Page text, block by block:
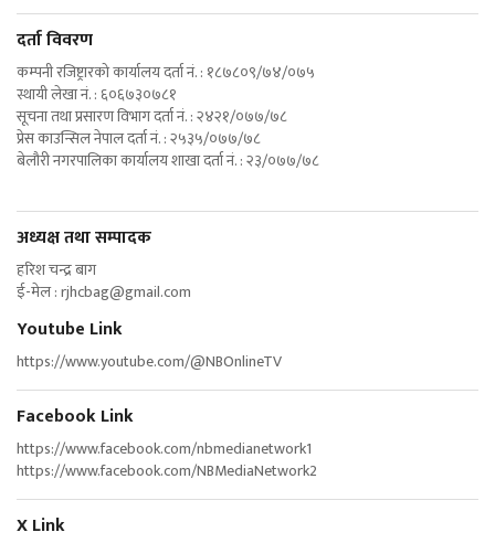
दर्ता विवरण
कम्पनी रजिष्ट्रारको कार्यालय दर्ता नं. : १८७८०९/७४/०७५
स्थायी लेखा नं. : ६०६७३०७८१
सूचना तथा प्रसारण विभाग दर्ता नं. : २४२१/०७७/७८
प्रेस काउन्सिल नेपाल दर्ता नं. : २५३५/०७७/७८
बेलौरी नगरपालिका कार्यालय शाखा दर्ता नं. : २३/०७७/७८
अध्यक्ष तथा सम्पादक
हरिश चन्द्र बाग
ई-मेल :rjhcbag@gmail.com
Youtube Link
https://www.youtube.com/@NBOnlineTV
Facebook Link
https://www.facebook.com/nbmedianetwork1
https://www.facebook.com/NBMediaNetwork2
X Link